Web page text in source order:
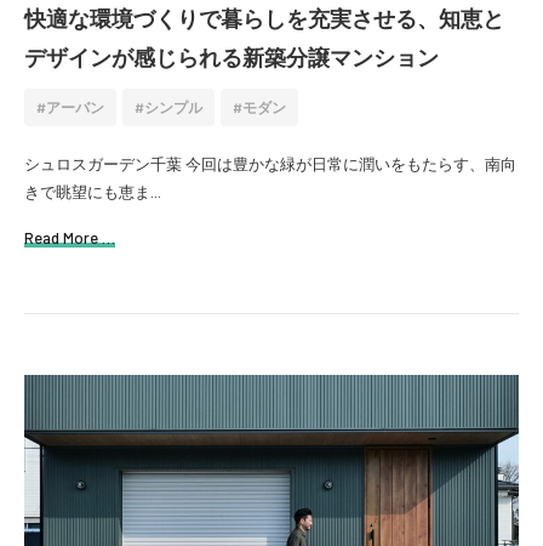
快適な環境づくりで暮らしを充実させる、知恵と
デザインが感じられる新築分譲マンション
アーバン シンプル モダン
シュロスガーデン千葉 今回は豊かな緑が日常に潤いをもたらす、南向
きで眺望にも恵ま...
Read More …